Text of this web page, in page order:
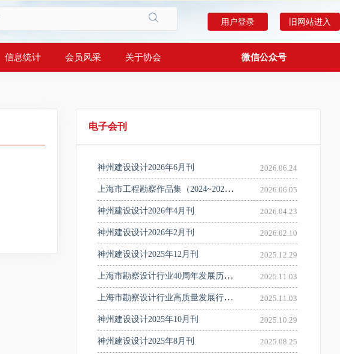
用户登录 旧网站进入
信息统计 会员风采 关于协会 微信公众号
电子会刊
神州建设设计2026年6月刊 2026.06.24
上海市工程勘察作品集（2024~2025年度） 2026.06.05
神州建设设计2026年4月刊 2026.04.23
神州建设设计2026年2月刊 2026.02.10
神州建设设计2025年12月刊 2025.12.29
上海市勘察设计行业40周年发展历程回顾 2025.11.03
上海市勘察设计行业高质量发展行动纲要 2025.11.03
神州建设设计2025年10月刊 2025.10.29
神州建设设计2025年8月刊 2025.08.25